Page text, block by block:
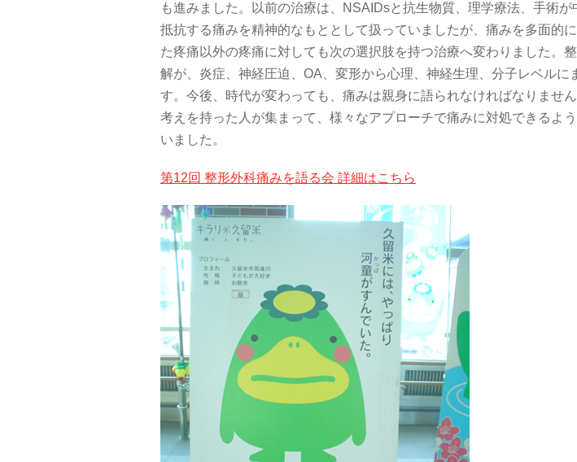
も進みました。以前の治療は、NSAIDsと抗生物質、理学療法、手術が
抵抗する痛みを精神的なもととして扱っていましたが、痛みを多面的
た疼痛以外の疼痛に対しても次の選択肢を持つ治療へ変わりました。
解が、炎症、神経圧迫、OA、変形から心理、神経生理、分子レベルに
す。今後、時代が変わっても、痛みは親身に語られなければなりませ
考えを持った人が集まって、様々なアプローチで痛みに対処できるよ
いました。
第12回 整形外科痛みを語る会 詳細はこちら